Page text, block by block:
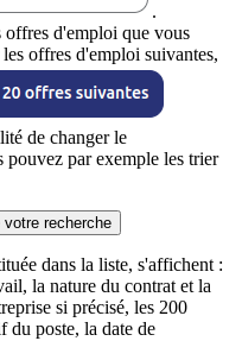
.
d'emploi que vous
offres d'emploi suivantes,
de changer le
pouvez par exemple les trier
recherche
dans la liste, s'affichent :
la nature du contrat et la
si précisé, les 200
du poste, la date de